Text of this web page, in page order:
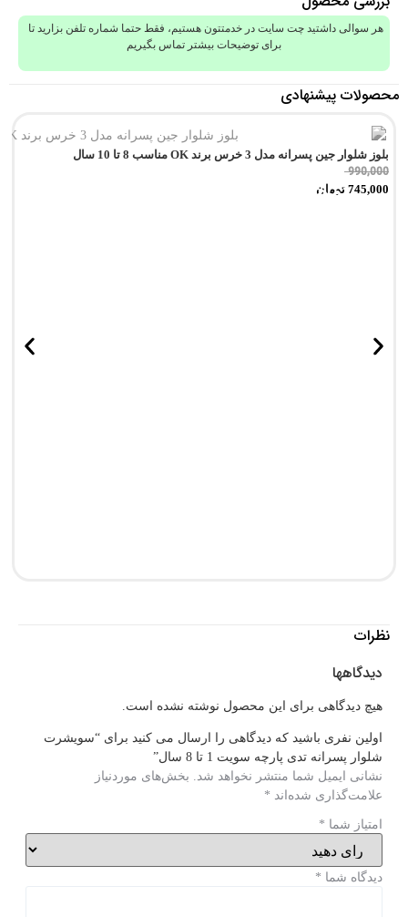
هر سوالی داشتید چت سایت در خدمتتون هستیم، فقط حتما شماره تلفن بزارید تا
برای توضیحات بیشتر تماس بگیریم
محصولات پیشنهادی
تمام شد!
بلوز شلوار جین پسرانه مدل 3 خرس برند OK مناسب 8 تا 10 سال
990,000
745,000 تومان
نظرات
دیدگاهها
هیچ دیدگاهی برای این محصول نوشته نشده است.
اولین نفری باشید که دیدگاهی را ارسال می کنید برای “سویشرت
شلوار پسرانه تدی پارچه سویت 1 تا 8 سال”
نشانی ایمیل شما منتشر نخواهد شد. بخش‌های موردنیاز
علامت‌گذاری شده‌اند *
امتیاز شما *
دیدگاه شما *